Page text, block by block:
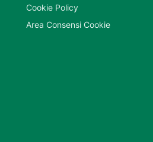
Cookie Policy
Area Consensi Cookie